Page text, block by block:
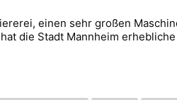
einen sehr großen
die Stadt Mannheim